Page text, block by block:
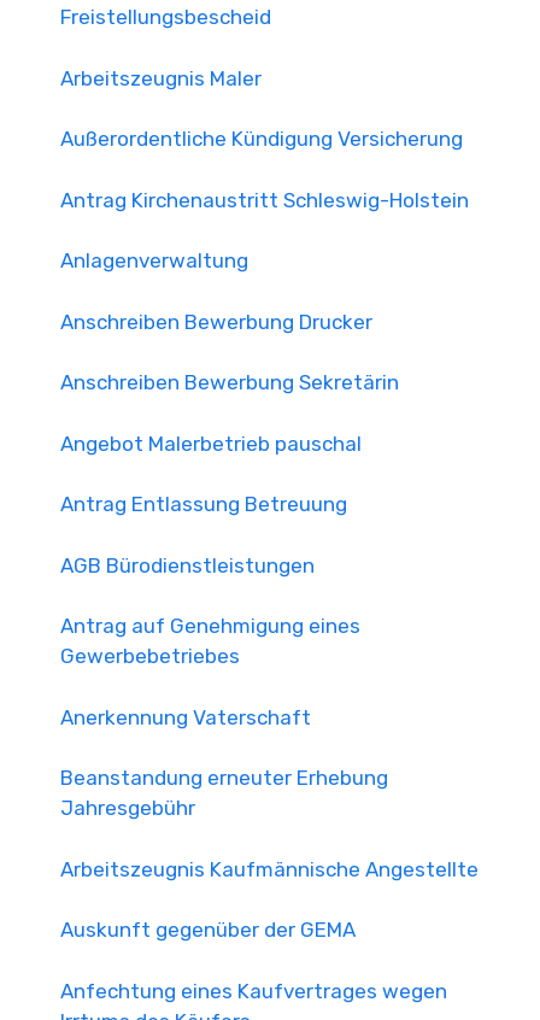
Freistellungsbescheid
Arbeitszeugnis Maler
Außerordentliche Kündigung Versicherung
Antrag Kirchenaustritt Schleswig-Holstein
Anlagenverwaltung
Anschreiben Bewerbung Drucker
Anschreiben Bewerbung Sekretärin
Angebot Malerbetrieb pauschal
Antrag Entlassung Betreuung
AGB Bürodienstleistungen
Antrag auf Genehmigung eines
Gewerbebetriebes
Anerkennung Vaterschaft
Beanstandung erneuter Erhebung
Jahresgebühr
Arbeitszeugnis Kaufmännische Angestellte
Auskunft gegenüber der GEMA
Anfechtung eines Kaufvertrages wegen